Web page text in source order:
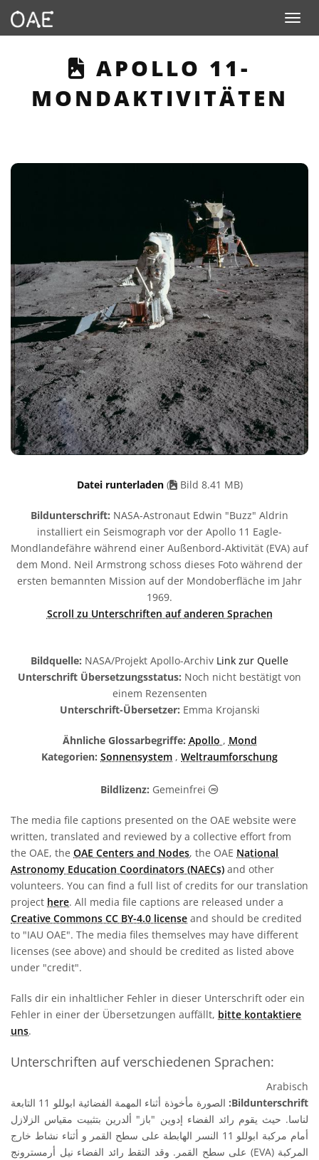
Toggle
THIS PAGE
APOLLO 11-
MONDAKTIVITÄTEN
Datei runterladen ( Bild 8.41 MB)
Bildunterschrift: NASA-Astronaut Edwin "Buzz" Aldrin
installiert ein Seismograph vor der Apollo 11 Eagle-
Mondlandefähre während einer Außenbord-Aktivität (EVA) auf
dem Mond. Neil Armstrong schoss dieses Foto während der
ersten bemannten Mission auf der Mondoberfläche im Jahr
1969.
Scroll zu Unterschriften auf anderen Sprachen
Bildquelle: NASA/Projekt Apollo-Archiv Link zur Quelle
Unterschrift Übersetzungsstatus: Noch nicht bestätigt von
einem Rezensenten
Unterschrift-Übersetzer: Emma Krojanski
Ähnliche Glossarbegriffe: Apollo , Mond
Kategorien: Sonnensystem , Weltraumforschung
Bildlizenz: Gemeinfrei Gemeinfrei Symbole
The media file captions presented on the OAE website were
written, translated and reviewed by a collective effort from
the OAE, the OAE Centers and Nodes, the OAE National
Astronomy Education Coordinators (NAECs) and other
volunteers. You can find a full list of credits for our translation
project here. All media file captions are released under a
Creative Commons CC BY-4.0 license and should be credited
to "IAU OAE". The media files themselves may have different
licenses (see above) and should be credited as listed above
under "credit".
Falls dir ein inhaltlicher Fehler in dieser Unterschrift oder ein
Fehler in einer der Übersetzungen auffällt, bitte kontaktiere
uns.
Unterschriften auf verschiedenen Sprachen:
Arabisch
Bildunterschrift:
الصورة مأخوذة أثناء المهمة الفضائية ابوللو 11 التابعة
لناسا. حيث يقوم رائد الفضاء إدوين "باز" ألدرين بتثبيت مقياس الزلازل
أمام مركبة ابوللو 11 النسر الهابطة على سطح القمر و أثناء نشاط خارج
المركبة (EVA) على سطح القمر. وقد التقط رائد الفضاء نيل أرمسترونج